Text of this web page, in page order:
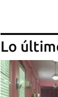
Lo